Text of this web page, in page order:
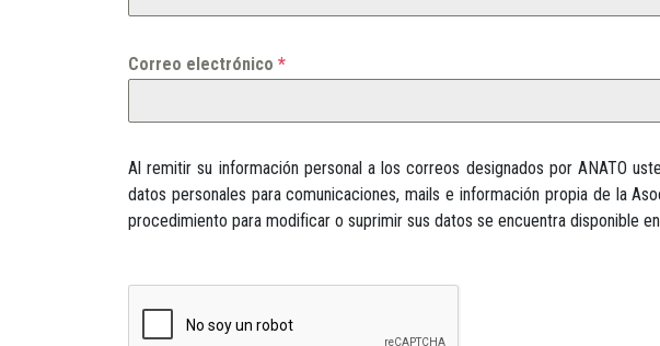
Correo electrónico *
Al remitir su información personal a los correos designados por ANATO
datos personales para comunicaciones, mails e información propia de la
procedimiento para modificar o suprimir sus datos se encuentra disponible